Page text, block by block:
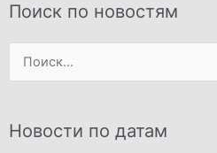
Поиск по новостям
Поиск:
Новости по датам